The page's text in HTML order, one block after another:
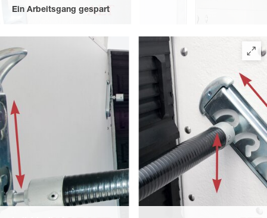
Ein Arbeitsgang gespart
kann sich u. a. der Pferdeschweif nicht darin verfangen. Die alte
Ausführung ist auf Wunsch bei durchgehender Boxenstange
erhältlich.